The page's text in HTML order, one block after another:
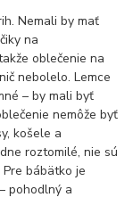
Nemali by mať
na
oblečenie na
nebolelo. Lemce
– by mali byť
nemôže byť
košele a
roztomilé, nie sú
bábätko je
pohodlný a